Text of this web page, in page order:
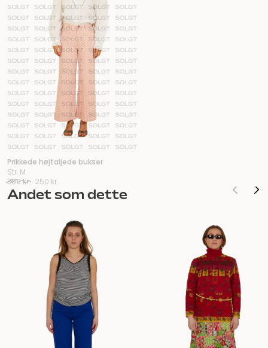
Prikkede højtaljede bukser
Str. M
390kr. Den
oprindelige
pris
250 kr.
aktuelle
pris
250 kr..
Andet som dette